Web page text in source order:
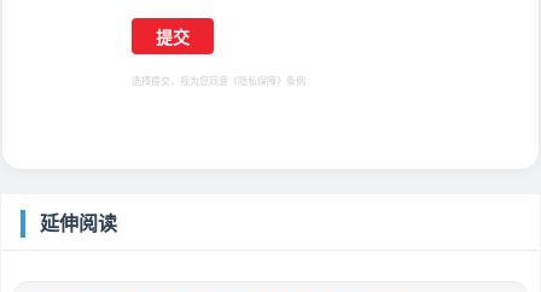
选择提交，视为您同意 《隐私保障》 条例
延伸阅读